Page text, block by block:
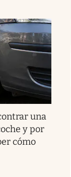
una
y por
cómo